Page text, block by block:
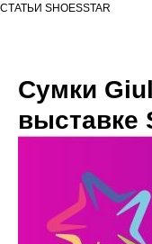
СТАТЬИ SHOESSTAR
Сумки
выставке